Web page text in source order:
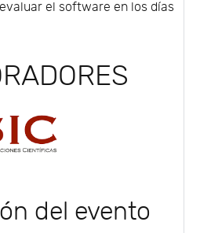
el software en los días
del evento